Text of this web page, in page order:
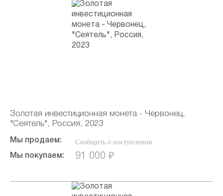
Золотая инвестиционная монета - Червонец,
"Сеятель", Россия, 2023
Мы продаем: Сообщить о поступлении
Мы покупаем: 91 000 ₽